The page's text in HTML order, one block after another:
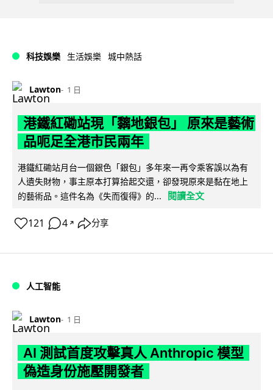
科技娛樂 生活娛樂 城中熱話
Lawton 1 日
港鐵紅磡站現「黐地銀包」 原來是藝術
品呃足全港市民兩年
港鐵紅磡站月台一個銀色「銀包」多年來一再令乘客誤以為有
人遺失財物，事主原本打算拾起交還，卻發現原來是黏在地上
的藝術品。這件名為《失而復得》的...
閱讀全文
121 4 ↗ 分享
人工智能
Lawton 1 日
AI 測試首度攻擊真人 Anthropic 模型
偽造身份施壓開發者